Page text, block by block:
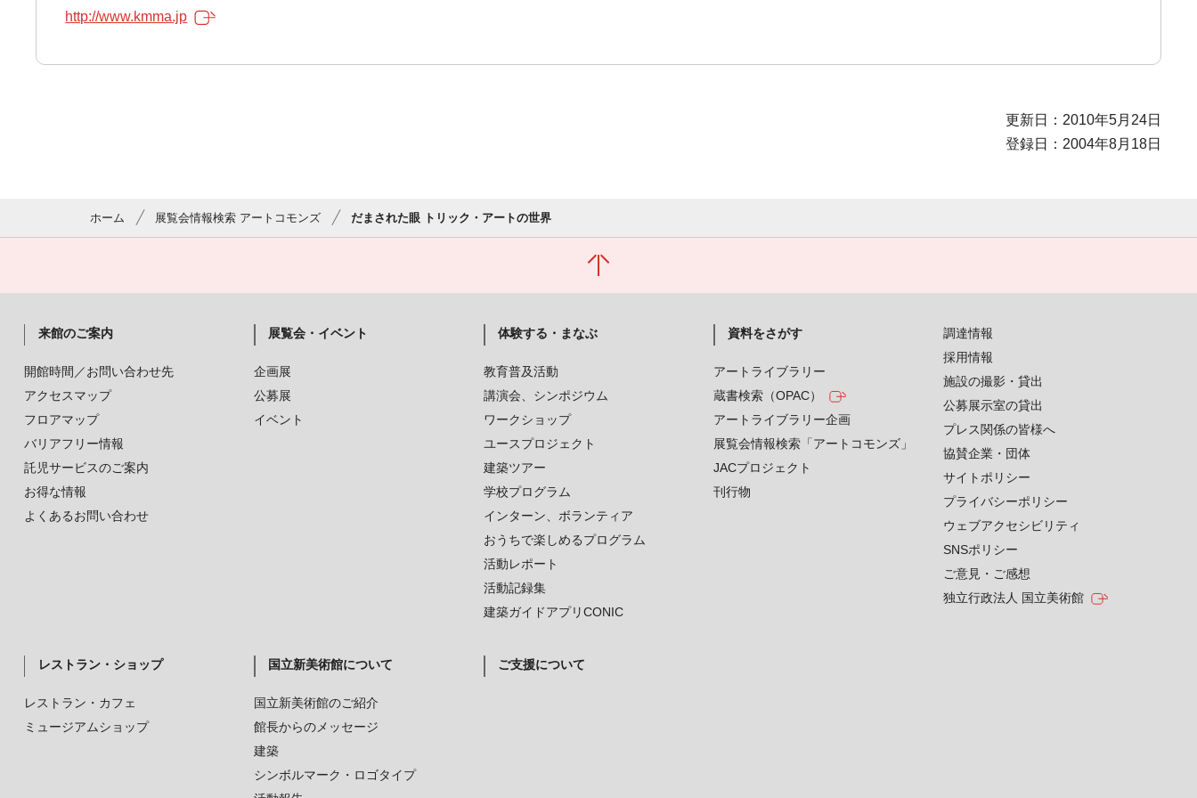
http://www.kmma.jp
更新日：2010年5月24日
登録日：2004年8月18日
ホーム 展覧会情報検索 アートコモンズ だまされた眼 トリック・アートの世界
来館のご案内
開館時間／お問い合わせ先
アクセスマップ
フロアマップ
バリアフリー情報
託児サービスのご案内
お得な情報
よくあるお問い合わせ
展覧会・イベント
企画展
公募展
イベント
体験する・まなぶ
教育普及活動
講演会、シンポジウム
ワークショップ
ユースプロジェクト
建築ツアー
学校プログラム
インターン、ボランティア
おうちで楽しめるプログラム
活動レポート
活動記録集
建築ガイドアプリCONIC
資料をさがす
アートライブラリー
蔵書検索（OPAC）
アートライブラリー企画
展覧会情報検索「アートコモンズ」
JACプロジェクト
刊行物
レストラン・ショップ
レストラン・カフェ
ミュージアムショップ
国立新美術館について
国立新美術館のご紹介
館長からのメッセージ
建築
シンボルマーク・ロゴタイプ
ご支援について
調達情報
採用情報
施設の撮影・貸出
公募展示室の貸出
プレス関係の皆様へ
協賛企業・団体
サイトポリシー
プライバシーポリシー
ウェブアクセシビリティ
SNSポリシー
ご意見・ご感想
独立行政法人 国立美術館